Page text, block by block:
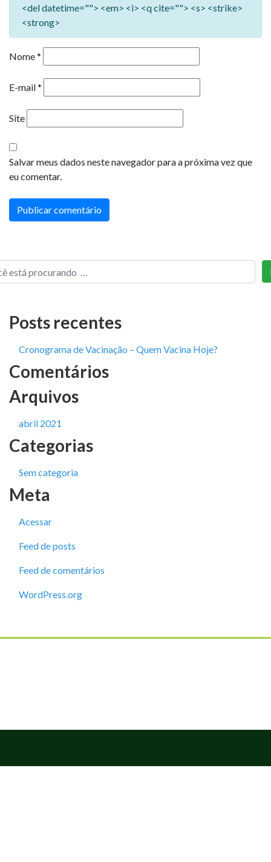
<del datetime=""> <em> <i> <q cite=""> <s> <strike>
<strong>
Nome*
E-mail*
Site
Salvar meus dados neste navegador para a próxima vez que
eu comentar.
Posts recentes
Cronograma de Vacinação – Quem Vacina Hoje?
Comentários
Arquivos
abril 2021
Categorias
Sem categoria
Meta
Acessar
Feed de posts
Feed de comentários
WordPress.org